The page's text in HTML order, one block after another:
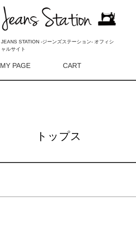
JEANS STATION -ジーンズステーション- オフィシ
ャルサイト
MY PAGE CART
トップス
オレンジ
シルバー
登録順
キーワードヒット順
検索